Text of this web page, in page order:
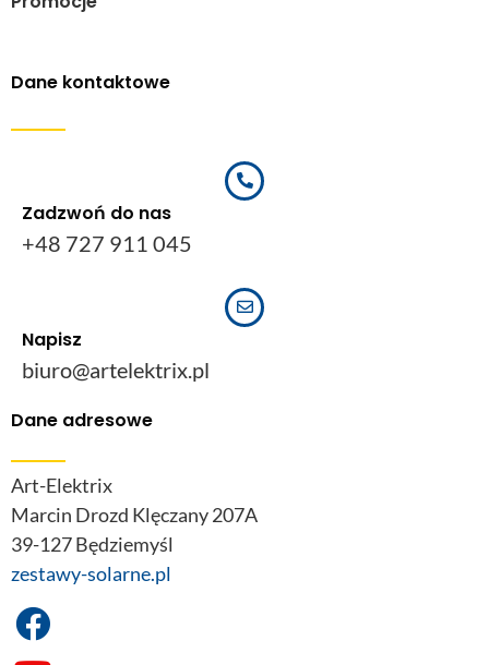
Dane kontaktowe
Zadzwoń do nas
+48 727 911 045
Napisz
biuro@artelektrix.pl
Dane adresowe
Art-Elektrix
Marcin Drozd Klęczany 207A
39-127 Będziemyśl
zestawy-solarne.pl